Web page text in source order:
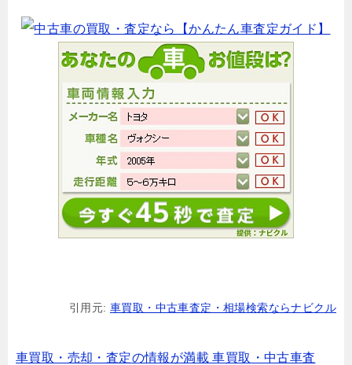
引用元: 車買取・中古車査定・相場検索ならナビクル
車買取・売却・査定の情報が満載 車買取・中古車査